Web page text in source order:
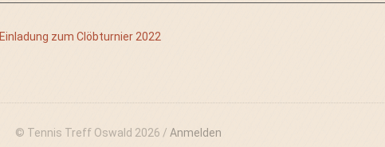
Einladung zum Clöbturnier 2022
© Tennis Treff Oswald 2026 / Anmelden